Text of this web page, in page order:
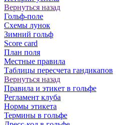
Вернуться назад
Гольф-поле
Схемы лунок
Зимний гольф
Score card
План поля
Местные правила
Таблицы пересчета гандикапов
Вернуться назад
Правила и этикет в гольфе
Регламент клуба
Нормы этикета
Термины в гольфе